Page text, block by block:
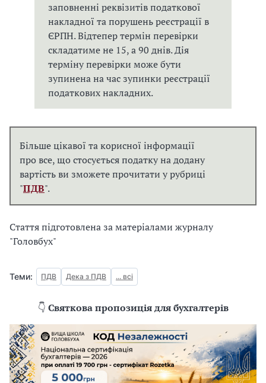
заповненні реквізитів податкової
накладної та порушень реєстрації в
ЄРПН. Відтепер термін перевірки
складатиме не 15, а 90 днів. Дія
терміну перевірки може бути
зупинена на час зупинки реєстрації
податкових накладних.
Більше цікавої та корисної інформації
про все, що стосується податку на додану
вартість ви зможете прочитати у рубриці
"ПДВ".
Стаття підготовлена за матеріалами журналу
"Головбух"
Теми: ПДВ Дека з ПДВ ... всі
👇 Святкова пропозиція для бухгалтерів